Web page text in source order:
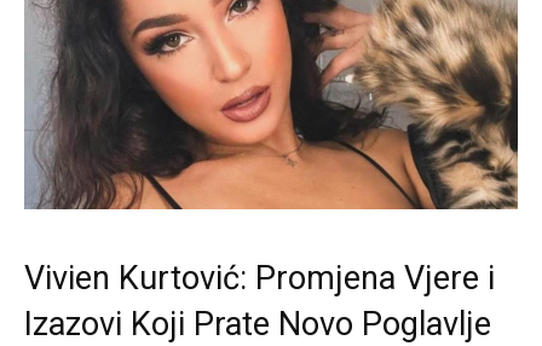
Vivien Kurtović: Promjena Vjere i
Izazovi Koji Prate Novo Poglavlje